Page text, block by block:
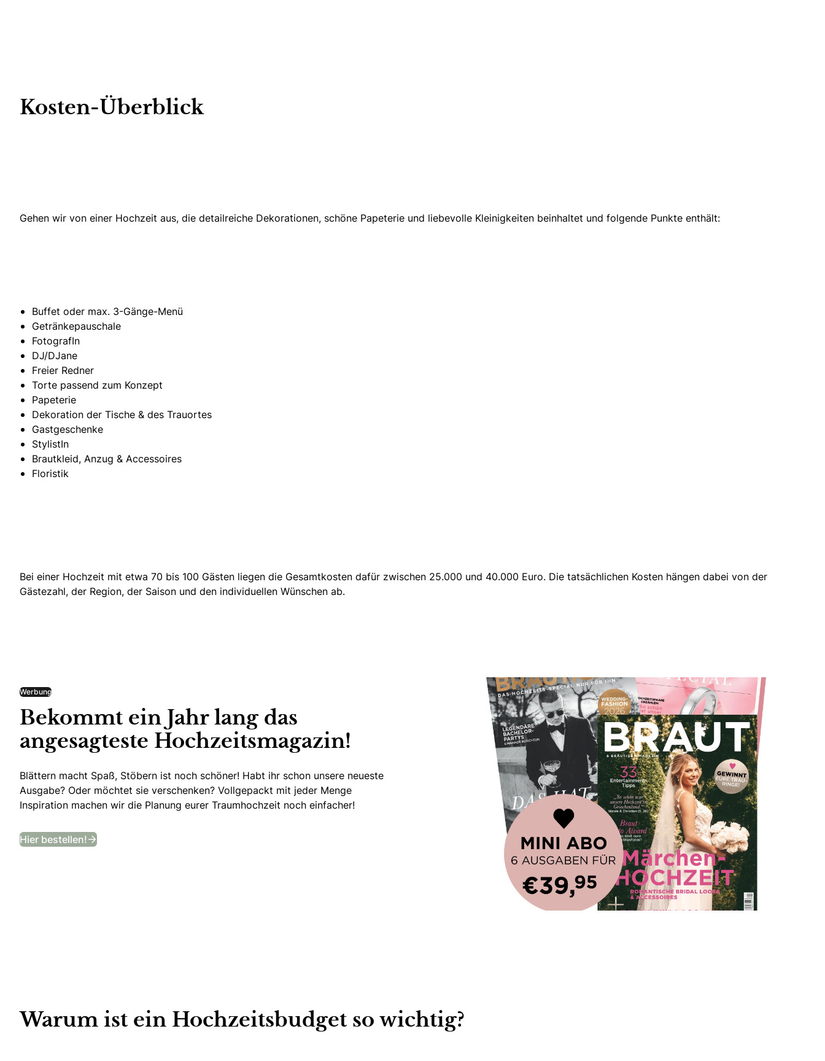
Kosten-Überblick
Gehen wir von einer Hochzeit aus, die detailreiche Dekorationen, schöne Papeterie und liebevolle Kleinigkeiten beinhaltet und folgende Punkte enthält:
Buffet oder max. 3-Gänge-Menü
Getränkepauschale
FotografIn
DJ/DJane
Freier Redner
Torte passend zum Konzept
Papeterie
Dekoration der Tische & des Trauortes
Gastgeschenke
StylistIn
Brautkleid, Anzug & Accessoires
Floristik
Bei einer Hochzeit mit etwa 70 bis 100 Gästen liegen die Gesamtkosten dafür zwischen 25.000 und 40.000 Euro. Die tatsächlichen Kosten hängen dabei von der
Gästezahl, der Region, der Saison und den individuellen Wünschen ab.
Werbung
Bekommt ein Jahr lang das
angesagteste Hochzeitsmagazin!
Blättern macht Spaß, Stöbern ist noch schöner! Habt ihr schon unsere neueste
Ausgabe? Oder möchtet sie verschenken? Vollgepackt mit jeder Menge
Inspiration machen wir die Planung eurer Traumhochzeit noch einfacher!
Hier bestellen!
Warum ist ein Hochzeitsbudget so wichtig?